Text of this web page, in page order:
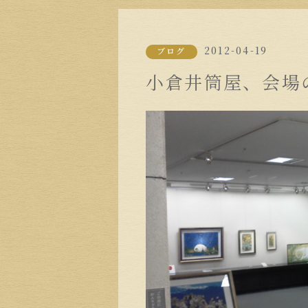
ブログ 2012-04-19
小倉井筒屋、会場